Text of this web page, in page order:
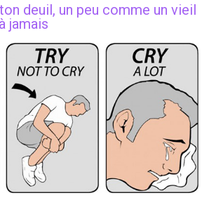
deuil, un peu comme un vieil
jamais